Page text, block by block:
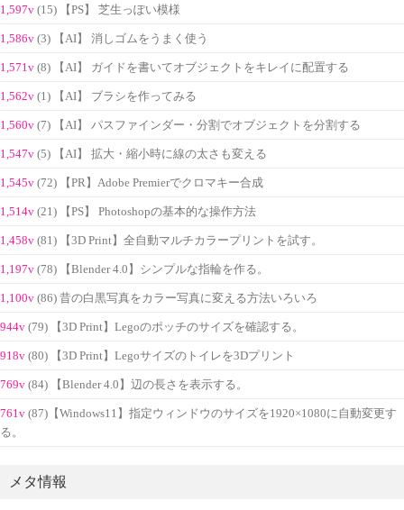
1,597v (15) 【PS】 芝生っぽい模様
1,586v (3) 【AI】 消しゴムをうまく使う
1,571v (8) 【AI】 ガイドを書いてオブジェクトをキレイに配置する
1,562v (1) 【AI】 ブラシを作ってみる
1,560v (7) 【AI】 パスファインダー・分割でオブジェクトを分割する
1,547v (5) 【AI】 拡大・縮小時に線の太さも変える
1,545v (72) 【PR】Adobe Premierでクロマキー合成
1,514v (21) 【PS】 Photoshopの基本的な操作方法
1,458v (81) 【3D Print】全自動マルチカラープリントを試す。
1,197v (78) 【Blender 4.0】シンプルな指輪を作る。
1,100v (86) 昔の白黒写真をカラー写真に変える方法いろいろ
944v (79) 【3D Print】Legoのポッチのサイズを確認する。
918v (80) 【3D Print】Legoサイズのトイレを3Dプリント
769v (84) 【Blender 4.0】辺の長さを表示する。
761v (87)【Windows11】指定ウィンドウのサイズを1920×1080に自動変更す
る。
メタ情報